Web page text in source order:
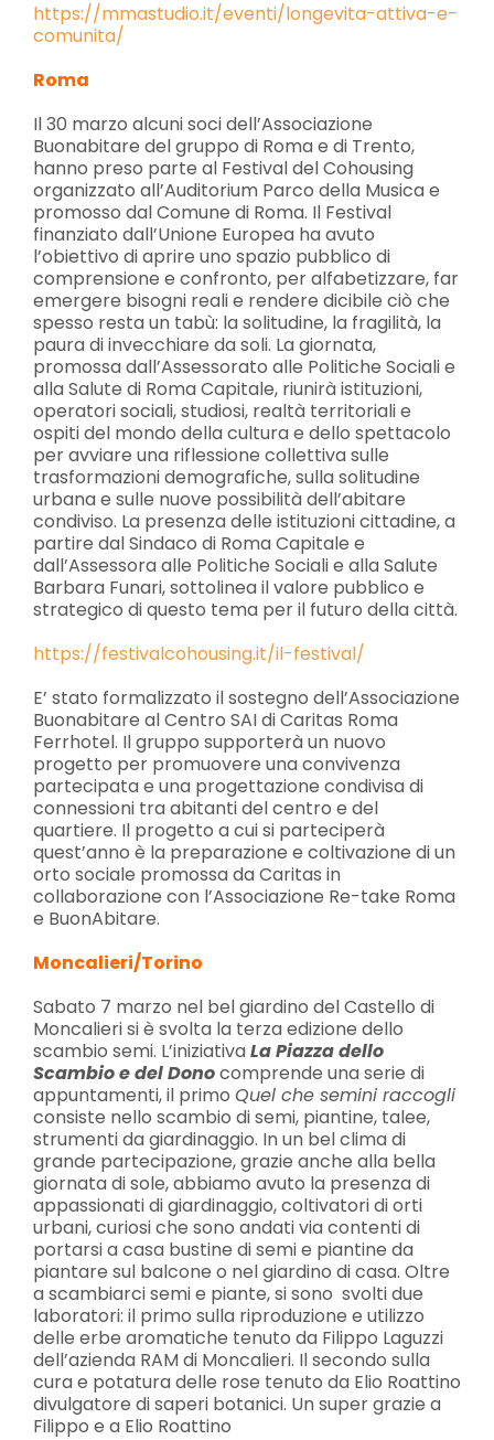
https://mmastudio.it/eventi/longevita-attiva-e-
comunita/
Roma
Il 30 marzo alcuni soci dell’Associazione
Buonabitare del gruppo di Roma e di Trento,
hanno preso parte al Festival del Cohousing
organizzato all’Auditorium Parco della Musica e
promosso dal Comune di Roma. Il Festival
finanziato dall’Unione Europea ha avuto
l’obiettivo di aprire uno spazio pubblico di
comprensione e confronto, per alfabetizzare, far
emergere bisogni reali e rendere dicibile ciò che
spesso resta un tabù: la solitudine, la fragilità, la
paura di invecchiare da soli. La giornata,
promossa dall’Assessorato alle Politiche Sociali e
alla Salute di Roma Capitale, riunirà istituzioni,
operatori sociali, studiosi, realtà territoriali e
ospiti del mondo della cultura e dello spettacolo
per avviare una riflessione collettiva sulle
trasformazioni demografiche, sulla solitudine
urbana e sulle nuove possibilità dell’abitare
condiviso. La presenza delle istituzioni cittadine, a
partire dal Sindaco di Roma Capitale e
dall’Assessora alle Politiche Sociali e alla Salute
Barbara Funari, sottolinea il valore pubblico e
strategico di questo tema per il futuro della città.
https://festivalcohousing.it/il-festival/
E’ stato formalizzato il sostegno dell’Associazione
Buonabitare al Centro SAI di Caritas Roma
Ferrhotel. Il gruppo supporterà un nuovo
progetto per promuovere una convivenza
partecipata e una progettazione condivisa di
connessioni tra abitanti del centro e del
quartiere. Il progetto a cui si parteciperà
quest’anno è la preparazione e coltivazione di un
orto sociale promossa da Caritas in
collaborazione con l’Associazione Re-take Roma
e BuonAbitare.
Moncalieri/Torino
Sabato 7 marzo nel bel giardino del Castello di
Moncalieri si è svolta la terza edizione dello
scambio semi. L’iniziativaLa Piazza dello
Scambio e del Donocomprende una serie di
appuntamenti, il primo Quel che semini raccogli
consiste nello scambio di semi, piantine, talee,
strumenti da giardinaggio. In un bel clima di
grande partecipazione, grazie anche alla bella
giornata di sole, abbiamo avuto la presenza di
appassionati di giardinaggio, coltivatori di orti
urbani, curiosi che sono andati via contenti di
portarsi a casa bustine di semi e piantine da
piantare sul balcone o nel giardino di casa. Oltre
a scambiarci semi e piante, si sono svolti due
laboratori: il primo sulla riproduzione e utilizzo
delle erbe aromatiche tenuto da Filippo Laguzzi
dell’azienda RAM di Moncalieri. Il secondo sulla
cura e potatura delle rose tenuto da Elio Roattino
divulgatore di saperi botanici. Un super grazie a
Filippo e a Elio Roattino